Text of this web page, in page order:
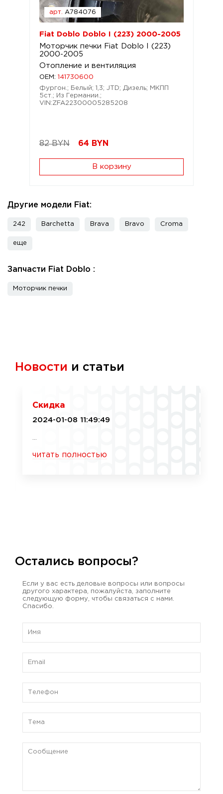
арт. A784076
Fiat Doblo Doblo I (223) 2000-2005
Моторчик печки Fiat Doblo I (223)
2000-2005
Отопление и вентиляция
OEM: 141730600
Фургон.; Белый; 1,3; JTD; Дизель; МКПП
5ст.; Из Германии.;
VIN:ZFA22300005285208
82 BYN 64 BYN
В корзину
Другие модели Fiat:
242 Barchetta Brava Bravo Croma
еще
Запчасти Fiat Doblo :
Моторчик печки
Новости и статьи
Скидка
2024-01-08 11:49:49
читать полностью
Остались вопросы?
Если у вас есть деловые вопросы или вопросы
другого характера, пожалуйста, заполните
следующую форму, чтобы связаться с нами.
Спасибо.